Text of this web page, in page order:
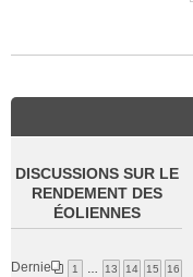
DISCUSSIONS SUR LE
RENDEMENT DES
ÉOLIENNES
1 13 14 15 16
Dernie